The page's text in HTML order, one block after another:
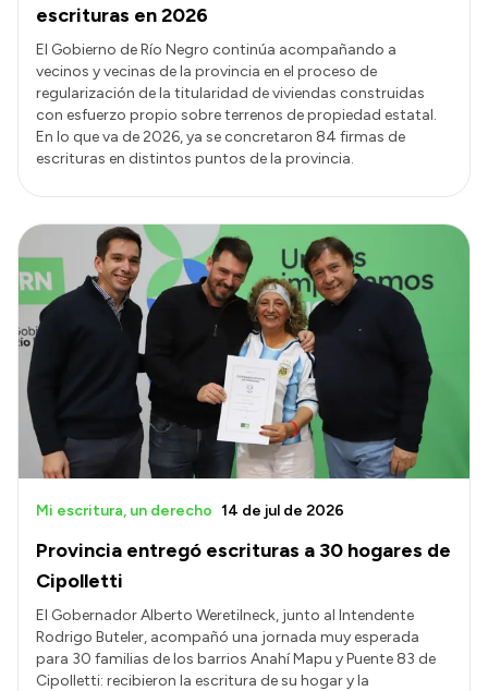
TECNICATURAS
CAPACITACIONES
escrituras en 2026
El Gobierno de Río Negro continúa acompañando a
vecinos y vecinas de la provincia en el proceso de
regularización de la titularidad de viviendas construidas
con esfuerzo propio sobre terrenos de propiedad estatal.
En lo que va de 2026, ya se concretaron 84 firmas de
escrituras en distintos puntos de la provincia.
Provincia entregó escrituras a 30 hogares de
Cipolletti
Mi escritura, un derecho 14 de jul de 2026
El Gobernador Alberto Weretilneck, junto al Intendente
Rodrigo Buteler, acompañó una jornada muy esperada
para 30 familias de los barrios Anahí Mapu y Puente 83 de
Cipolletti: recibieron la escritura de su hogar y la